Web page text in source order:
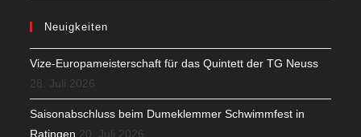
Neuigkeiten
Vize-Europameisterschaft für das Quintett der TG Neuss
28. Juli 2026
Saisonabschluss beim Dumeklemmer Schwimmfest in
Ratingen 20. Juli 2026